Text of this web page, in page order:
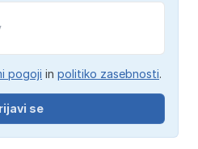
pogoji in politiko zasebnosti.
se